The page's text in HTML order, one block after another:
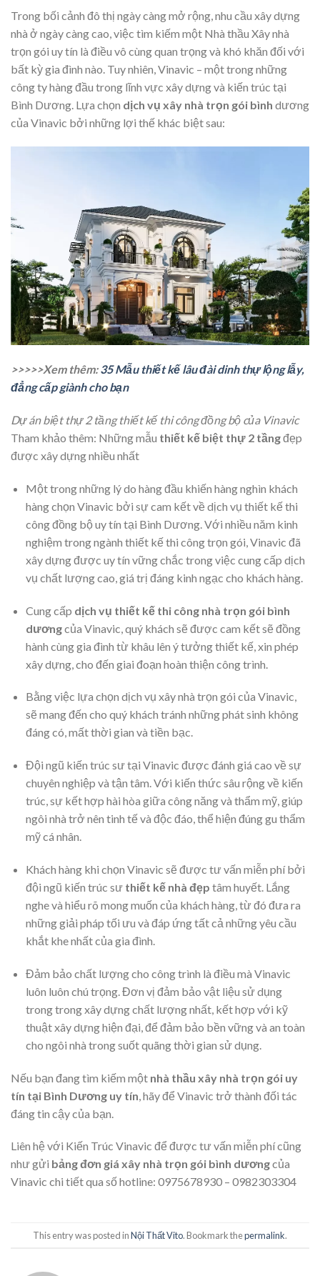
Trong bối cảnh đô thị ngày càng mở rộng, nhu cầu xây dựng
nhà ở ngày càng cao, việc tìm kiếm một Nhà thầu Xây nhà
trọn gói uy tín là điều vô cùng quan trọng và khó khăn đối với
bất kỳ gia đình nào. Tuy nhiên, Vinavic – một trong những
công ty hàng đầu trong lĩnh vực xây dựng và kiến trúc tại
Bình Dương. Lựa chọn dịch vụ xây nhà trọn gói bình dương
của Vinavic bởi những lợi thế khác biệt sau:
>>>>>Xem thêm:35 Mẫu thiết kế lâu đài dinh thự lộng lẫy,
đẳng cấp giành cho bạn
Dự án biệt thự 2 tầng thiết kế thi công đồng bộ của Vinavic
Tham khảo thêm: Những mẫu thiết kế biệt thự 2 tầngđẹp
được xây dựng nhiều nhất
Một trong những lý do hàng đầu khiến hàng nghìn khách
hàng chọn Vinavic bởi sự cam kết về dịch vụ thiết kế thi
công đồng bộ uy tín tại Bình Dương. Với nhiều năm kinh
nghiệm trong ngành thiết kế thi công trọn gói, Vinavic đã
xây dựng được uy tín vững chắc trong việc cung cấp dịch
vụ chất lượng cao, giá trị đáng kinh ngạc cho khách hàng.
Cung cấp dịch vụ thiết kế thi công nhà trọn gói bình
dươngcủa Vinavic, quý khách sẽ được cam kết sẽ đồng
hành cùng gia đình từ khâu lên ý tưởng thiết kế, xin phép
xây dựng, cho đến giai đoạn hoàn thiện công trình.
Bằng việc lựa chọn dịch vụ xây nhà trọn gói của Vinavic,
sẽ mang đến cho quý khách tránh những phát sinh không
đáng có, mất thời gian và tiền bạc.
Đội ngũ kiến trúc sư tại Vinavic được đánh giá cao về sự
chuyên nghiệp và tận tâm. Với kiến thức sâu rộng về kiến
trúc, sự kết hợp hài hòa giữa công năng và thẩm mỹ, giúp
ngôi nhà trở nên tinh tế và độc đáo, thể hiện đúng gu thẩm
mỹ cá nhân.
Khách hàng khi chọn Vinavic sẽ được tư vấn miễn phí bởi
đội ngũ kiến trúc sư thiết kế nhà đẹp tâm huyết. Lắng
nghe và hiểu rõ mong muốn của khách hàng, từ đó đưa ra
những giải pháp tối ưu và đáp ứng tất cả những yêu cầu
khắt khe nhất của gia đình.
Đảm bảo chất lượng cho công trình là điều mà Vinavic
luôn luôn chú trọng. Đơn vị đảm bảo vật liệu sử dụng
trong trong xây dựng chất lượng nhất, kết hợp với kỹ
thuật xây dựng hiện đại, để đảm bảo bền vững và an toàn
cho ngôi nhà trong suốt quãng thời gian sử dụng.
Nếu bạn đang tìm kiếm một nhà thầu xây nhà trọn gói uy
tín tại Bình Dương uy tín , hãy để Vinavic trở thành đối tác
đáng tin cậy của bạn.
Liên hệ với Kiến Trúc Vinavic để được tư vấn miễn phí cũng
như gửi bảng đơn giá xây nhà trọn gói bình dươngcủa
Vinavic chi tiết qua số hotline: 0975678930 – 0982303304
This entry was posted inNội Thất Vito. Bookmark thepermalink.